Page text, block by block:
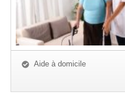
Aide à domicile